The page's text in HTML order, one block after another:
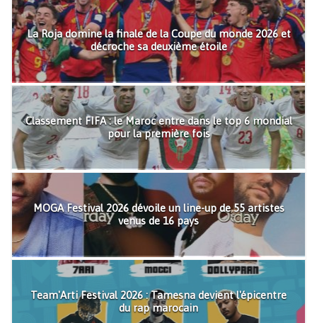
La Roja domine la finale de la Coupe du monde 2026 et
décroche sa deuxième étoile
Classement FIFA : le Maroc entre dans le top 6 mondial
pour la première fois
MOGA Festival 2026 dévoile un line-up de 55 artistes
venus de 16 pays
Team'Arti Festival 2026 : Tamesna devient l'épicentre
du rap marocain